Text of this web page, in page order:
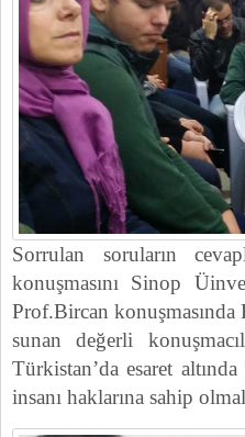
Sorrulan soruların
konuşmasını Sinop
Prof.Bircan
sunan değerli
Türkistan’da esaret
insanı haklarına sahip